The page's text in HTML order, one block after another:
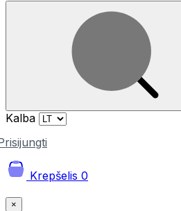
Kalba
Krepšelis 0
×